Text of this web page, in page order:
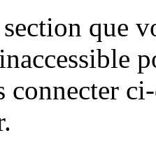
que
connecter